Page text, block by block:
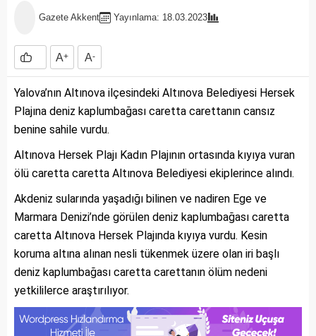
Gazete Akkent Yayınlama: 18.03.2023
A+ A-
Yalova’nın Altınova ilçesindeki Altınova Belediyesi Hersek
Plajına deniz kaplumbağası caretta carettanın cansız
benine sahile vurdu.
Altınova Hersek Plajı Kadın Plajının ortasında kıyıya vuran
ölü caretta caretta Altınova Belediyesi ekiplerince alındı.
Akdeniz sularında yaşadığı bilinen ve nadiren Ege ve
Marmara Denizi’nde görülen deniz kaplumbağası caretta
caretta Altınova Hersek Plajında kıyıya vurdu. Kesin
koruma altına alınan nesli tükenmek üzere olan iri başlı
deniz kaplumbağası caretta carettanın ölüm nedeni
yetkililerce araştırılıyor.